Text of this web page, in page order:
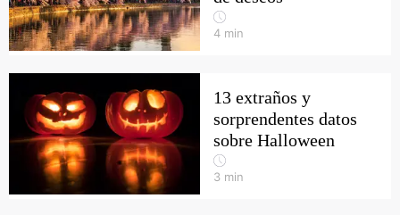
4 min
13 extraños y
sorprendentes datos
sobre Halloween
3 min